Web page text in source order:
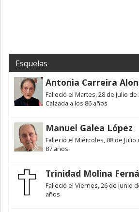
Esquelas
Antonia Carreira
Falleció el Martes, 28 de Julio
Calzada a los 86 años
Manuel Galea López
Falleció el Miércoles, 08 de
87 años
Trinidad Molina
Falleció el Viernes, 26 de Junio
años